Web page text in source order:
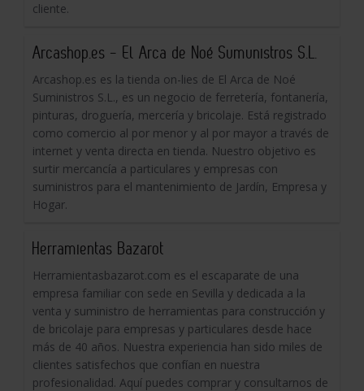
cliente.
Arcashop.es - El Arca de Noé Sumunistros S.L.
Arcashop.es es la tienda on-lies de El Arca de Noé
Suministros S.L., es un negocio de ferretería, fontanería,
pinturas, droguería, mercería y bricolaje. Está registrado
como comercio al por menor y al por mayor a través de
internet y venta directa en tienda. Nuestro objetivo es
surtir mercancía a particulares y empresas con
suministros para el mantenimiento de Jardín, Empresa y
Hogar.
Herramientas Bazarot
Herramientasbazarot.com es el escaparate de una
empresa familiar con sede en Sevilla y dedicada a la
venta y suministro de herramientas para construcción y
de bricolaje para empresas y particulares desde hace
más de 40 años. Nuestra experiencia han sido miles de
clientes satisfechos que confían en nuestra
profesionalidad. Aquí puedes comprar y consultarnos de